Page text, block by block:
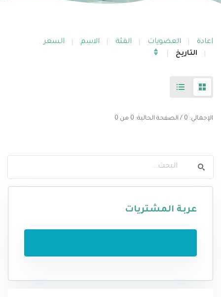
اعادة العضويات الفئة الاسم
السعر
التاريخ
الإجمالي: 0 / الصفحة الحالية: 0 من 0
عربة المشتريات